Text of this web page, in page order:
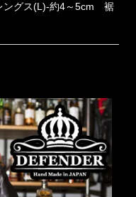
(L)-約4～5cm 裾